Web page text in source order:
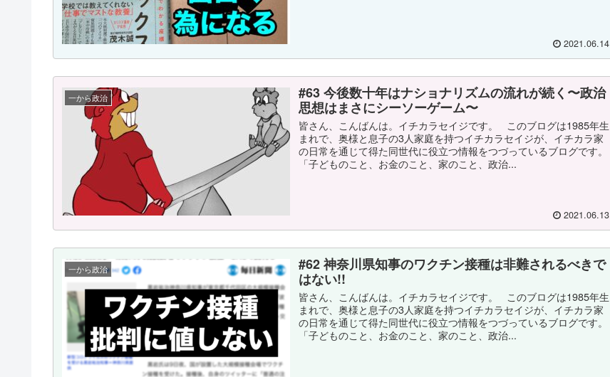
2021.06.14
一から政治
#63 今後数十年はナショナリズムの流れが続く〜政治
思想はまさにシーソーゲーム〜
皆さん、こんばんは。イチカラセイジです。 このブログは1985年生
まれで、奥様と息子の3人家庭を持つイチカラセイジが、イチカラ家
の日常を通じて得た同世代に役立つ情報をつづっているブログです。
「子どものこと、お金のこと、家のこと、政治...
2021.06.13
一から政治
#62 神奈川県知事のワクチン接種は非難されるべきで
はない!!
皆さん、こんばんは。イチカラセイジです。 このブログは1985年生
まれで、奥様と息子の3人家庭を持つイチカラセイジが、イチカラ家
の日常を通じて得た同世代に役立つ情報をつづっているブログです。
「子どものこと、お金のこと、家のこと、政治...